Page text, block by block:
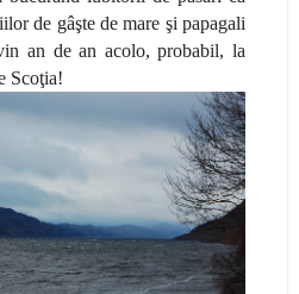
de gâşte de mare şi papagali
an de an acolo, probabil, la
Scoţia!